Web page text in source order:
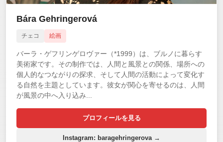
Bára Gehringerová
チェコ 絵画
バーラ・ゲフリンゲロヴァー（*1999）は、ブルノに暮らす
美術家です。その制作では、人間と風景との関係、場所への
個人的なつながりの探求、そして人間の活動によって変化す
る自然を主題としています。彼女が関心を寄せるのは、人間
が風景の中へ入り込み...
プロフィールを見る
Instagram: baragehringerova →